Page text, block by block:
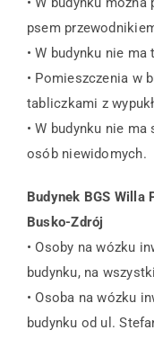
psem
• W budynku nie ma
• Pomieszczenia w
tabliczkami z
• W budynku nie
osób niewidomych.
Budynek BGS
Busko-Zdrój
• Osoby na wózku
budynku, na
• Osoba na wózku
budynku od ul.